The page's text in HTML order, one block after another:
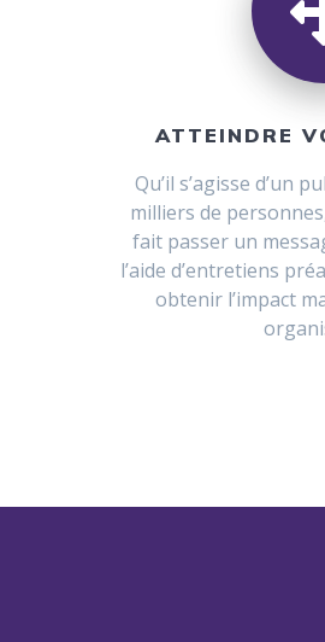
ATTEINDRE
Qu’il s’agisse d’un
milliers de
fait passer un
l’aide d’entretiens
obtenir l’impact